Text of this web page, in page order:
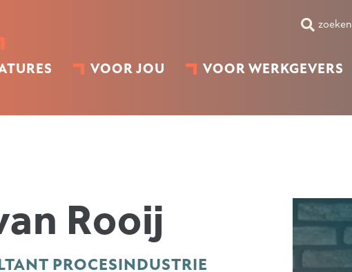
zoeken
VOOR JOU VOOR WERKGEVERS
Rooij
PROCESINDUSTRIE